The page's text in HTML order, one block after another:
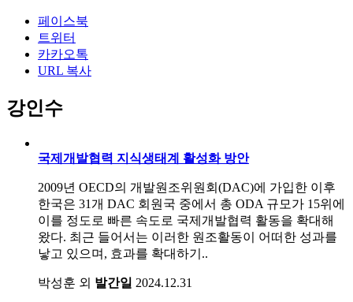
페이스북
트위터
카카오톡
URL 복사
강인수
국제개발협력 지식생태계 활성화 방안
2009년 OECD의 개발원조위원회(DAC)에 가입한 이후
한국은 31개 DAC 회원국 중에서 총 ODA 규모가 15위에
이를 정도로 빠른 속도로 국제개발협력 활동을 확대해
왔다. 최근 들어서는 이러한 원조활동이 어떠한 성과를
낳고 있으며, 효과를 확대하기..
박성훈 외 발간일 2024.12.31